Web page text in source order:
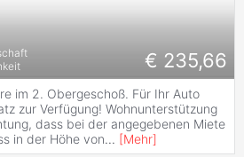
€ 235,66
im 2. Obergeschoß. Für Ihr Auto
zur Verfügung! Wohnunterstützung
dass bei der angegebenen Miete
in der Höhe von... [Mehr]